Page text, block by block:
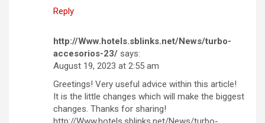
Reply
http://Www.hotels.sblinks.net/News/turbo-
accesorios-23/ says:
August 19, 2023 at 2:55 am
Greetings! Very useful advice within this article!
It is the little changes which will make the biggest
changes. Thanks for sharing!